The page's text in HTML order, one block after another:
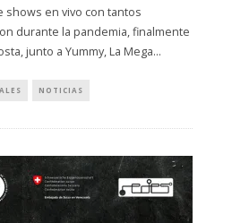
shows en vivo con tantos
durante la pandemia, finalmente
junto a Yummy, La Mega...
NOTICIAS